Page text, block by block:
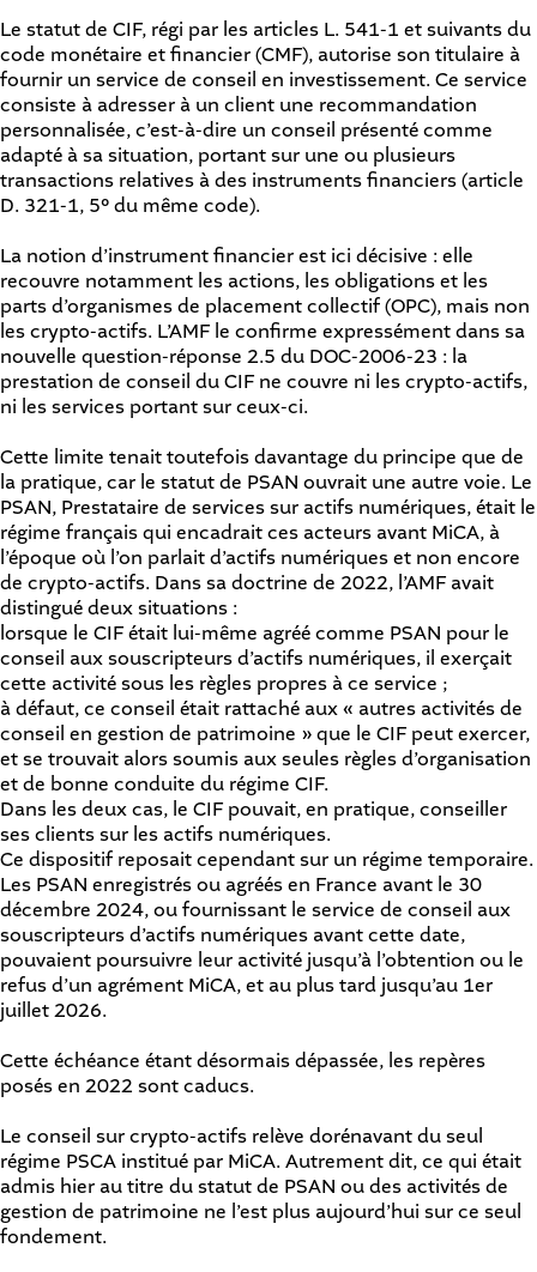
Le statut de CIF, régi par les articles L. 541-1 et suivants du
code monétaire et financier (CMF), autorise son titulaire à
fournir un service de conseil en investissement. Ce service
consiste à adresser à un client une recommandation
personnalisée, c’est-à-dire un conseil présenté comme
adapté à sa situation, portant sur une ou plusieurs
transactions relatives à des instruments financiers (article
D. 321-1, 5° du même code).
La notion d’instrument financier est ici décisive : elle
recouvre notamment les actions, les obligations et les
parts d’organismes de placement collectif (OPC), mais non
les crypto-actifs. L’AMF le confirme expressément dans sa
nouvelle question-réponse 2.5 du DOC-2006-23 : la
prestation de conseil du CIF ne couvre ni les crypto-actifs,
ni les services portant sur ceux-ci.
Cette limite tenait toutefois davantage du principe que de
la pratique, car le statut de PSAN ouvrait une autre voie. Le
PSAN, Prestataire de services sur actifs numériques, était le
régime français qui encadrait ces acteurs avant MiCA, à
l’époque où l’on parlait d’actifs numériques et non encore
de crypto-actifs. Dans sa doctrine de 2022, l’AMF avait
distingué deux situations :
lorsque le CIF était lui-même agréé comme PSAN pour le
conseil aux souscripteurs d’actifs numériques, il exerçait
cette activité sous les règles propres à ce service ;
à défaut, ce conseil était rattaché aux « autres activités de
conseil en gestion de patrimoine » que le CIF peut exercer,
et se trouvait alors soumis aux seules règles d’organisation
et de bonne conduite du régime CIF.
Dans les deux cas, le CIF pouvait, en pratique, conseiller
ses clients sur les actifs numériques.
Ce dispositif reposait cependant sur un régime temporaire.
Les PSAN enregistrés ou agréés en France avant le 30
décembre 2024, ou fournissant le service de conseil aux
souscripteurs d’actifs numériques avant cette date,
pouvaient poursuivre leur activité jusqu’à l’obtention ou le
refus d’un agrément MiCA, et au plus tard jusqu’au 1er
juillet 2026.
Cette échéance étant désormais dépassée, les repères
posés en 2022 sont caducs.
Le conseil sur crypto-actifs relève dorénavant du seul
régime PSCA institué par MiCA. Autrement dit, ce qui était
admis hier au titre du statut de PSAN ou des activités de
gestion de patrimoine ne l’est plus aujourd’hui sur ce seul
fondement.